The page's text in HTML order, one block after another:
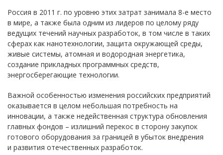
Россия в 2011 г. по уровню этих затрат занимала 8-е место
в мире, а также была одним из лидеров по целому ряду
ведущих течений научных разработок, в том числе в таких
сферах как нанотехнологии, защита окружающей среды,
живые системы, атомная и водородная энергетика,
создание прикладных программных средств,
энергосберегающие технологии.
Важной особенностью изменения российских предприятий
оказывается в целом небольшая потребность на
инновации, а также недейственная структура обновления
главных фондов – излишний перекос в сторону закупок
готового оборудования за границей в убыток внедрения
и развития отечественных разработок.